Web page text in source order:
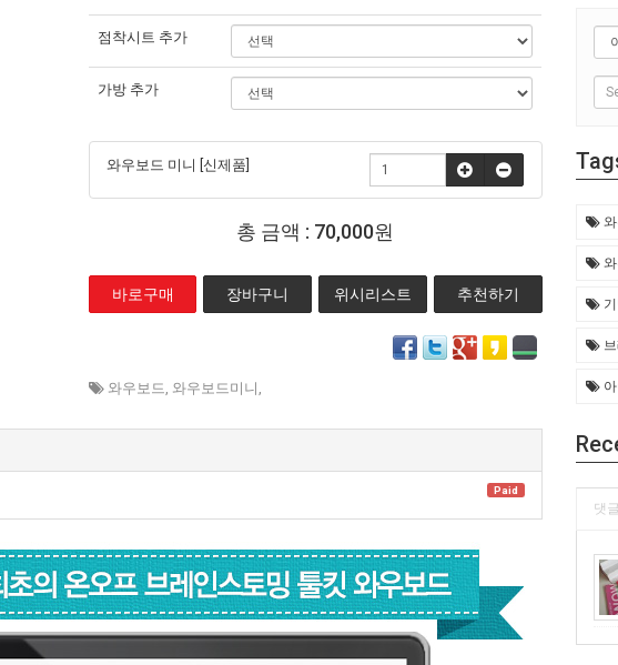
점착시트 추가
가방 추가
와우보드 미니 [신제품]
총 금액 : 70,000원
위시리스트 추천하기
와우보드 와우보드미니
Paid
와
와
기
브
아
댓글